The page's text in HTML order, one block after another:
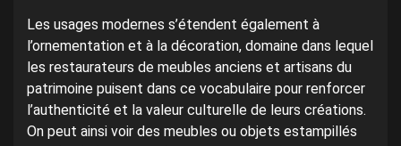
Les usages modernes s’étendent également à
l’ornementation et à la décoration, domaine dans lequel
les restaurateurs de meubles anciens et artisans du
patrimoine puisent dans ce vocabulaire pour renforcer
l’authenticité et la valeur culturelle de leurs créations.
On peut ainsi voir des meubles ou objets estampillés